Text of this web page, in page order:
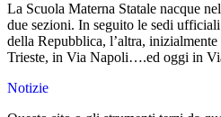
La Scuola Materna Statale nacque
due sezioni. In seguito le sedi
della Repubblica, l’altra,
Trieste, in Via Napoli….ed oggi in
Notizie